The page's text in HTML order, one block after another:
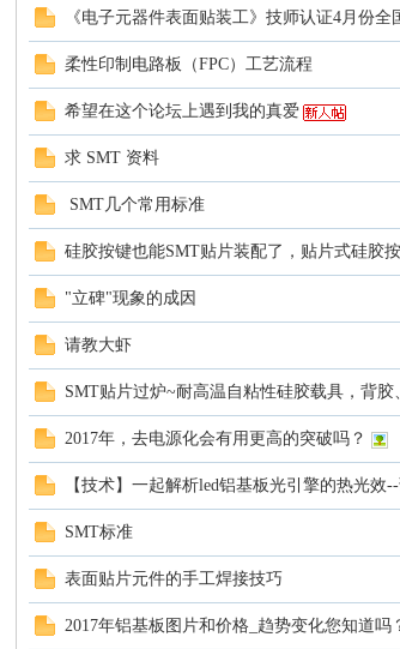
《电子元器件表面贴装工》技师认证4月份全
柔性印制电路板（FPC）工艺流程
希望在这个论坛上遇到我的真爱
求 SMT 资料
SMT几个常用标准
硅胶按键也能SMT贴片装配了，贴片式硅胶
"立碑"现象的成因
请教大虾
SMT贴片过炉~耐高温自粘性硅胶载具，背胶
2017年，去电源化会有用更高的突破吗？
【技术】一起解析led铝基板光引擎的热光效
SMT标准
表面贴片元件的手工焊接技巧
2017年铝基板图片和价格_趋势变化您知道吗